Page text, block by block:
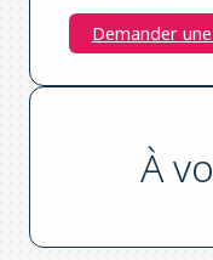
Demander
À